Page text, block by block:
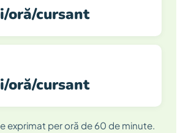
oră/cursant
oră/cursant
exprimat per oră de 60 de minute.